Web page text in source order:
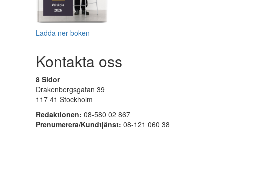
Ladda ner boken
Kontakta oss
8 Sidor
Drakenbergsgatan 39
117 41 Stockholm
Redaktionen: 08-580 02 867
Prenumerera/Kundtjänst: 08-121 060 38